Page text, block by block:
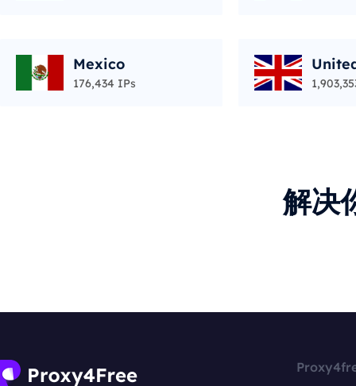
Mexico
176,434 IPs
解决